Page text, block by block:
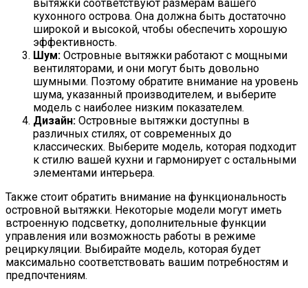
вытяжки соответствуют размерам вашего
кухонного острова. Она должна быть достаточно
широкой и высокой, чтобы обеспечить хорошую
эффективность.
Шум: Островные вытяжки работают с мощными
вентиляторами, и они могут быть довольно
шумными. Поэтому обратите внимание на уровень
шума, указанный производителем, и выберите
модель с наиболее низким показателем.
Дизайн: Островные вытяжки доступны в
различных стилях, от современных до
классических. Выберите модель, которая подходит
к стилю вашей кухни и гармонирует с остальными
элементами интерьера.
Также стоит обратить внимание на функциональность
островной вытяжки. Некоторые модели могут иметь
встроенную подсветку, дополнительные функции
управления или возможность работы в режиме
рециркуляции. Выбирайте модель, которая будет
максимально соответствовать вашим потребностям и
предпочтениям.